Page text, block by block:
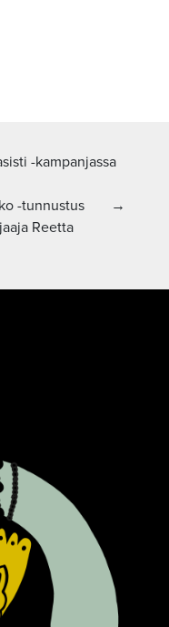
-kampanjassa
→
-tunnustus
Reetta